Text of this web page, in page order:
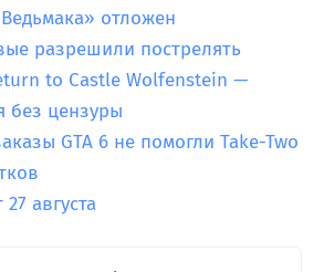
отложен
разрешили пострелять
to Castle Wolfenstein —
без цензуры
GTA 6 не помогли Take-Two
августа